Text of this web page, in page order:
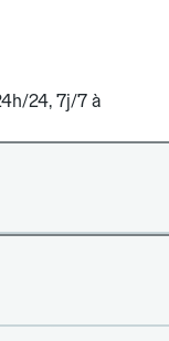
24, 7j/7 à